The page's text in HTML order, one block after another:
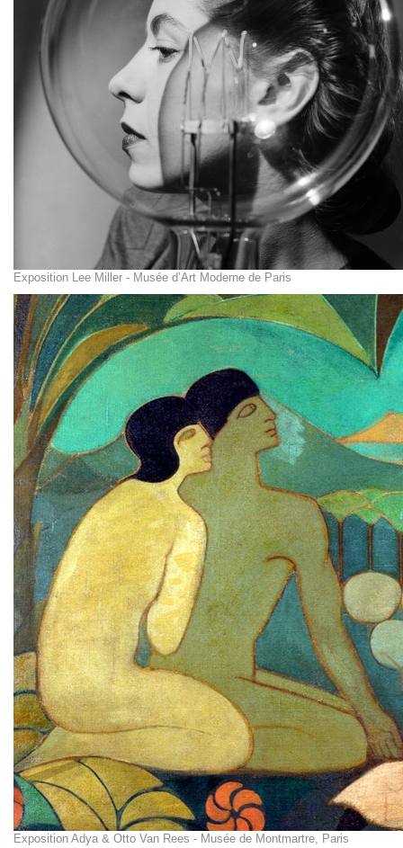
Exposition Lee Miller - Musée d’Art Moderne de Paris
Exposition Adya & Otto Van Rees - Musée de Montmartre, Paris